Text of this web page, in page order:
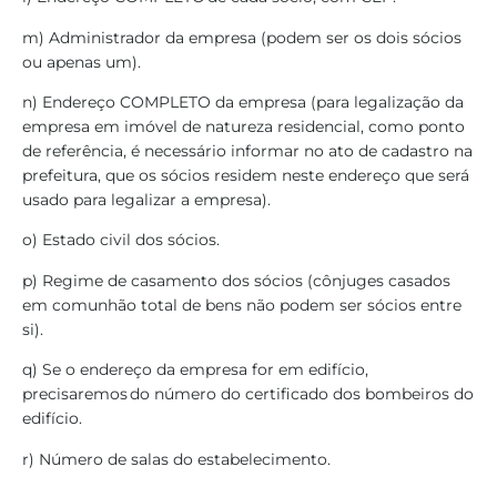
m) Administrador da empresa (podem ser os dois sócios
ou apenas um).
n) Endereço COMPLETO da empresa (para legalização da
empresa em imóvel de natureza residencial, como ponto
de referência, é necessário informar no ato de cadastro na
prefeitura, que os sócios residem neste endereço que será
usado para legalizar a empresa).
o) Estado civil dos sócios.
p) Regime de casamento dos sócios (cônjuges casados
em comunhão total de bens não podem ser sócios entre
si).
q) Se o endereço da empresa for em edifício,
precisaremos do número do certificado dos bombeiros do
edifício.
r) Número de salas do estabelecimento.